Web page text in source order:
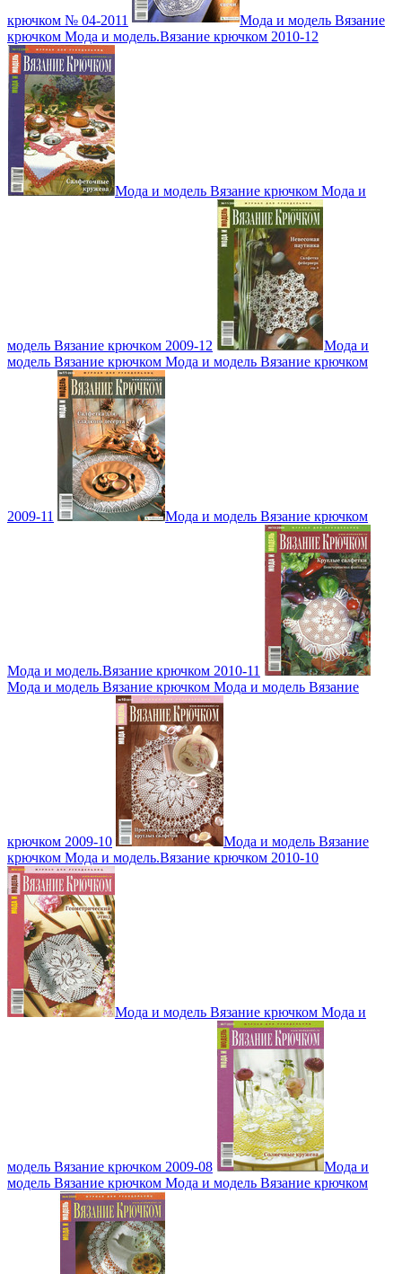
крючком № 04-2011
Мода и модель Вязание
крючком Мода и модель.Вязание крючком 2010-12
Мода и модель Вязание крючком Мода и
модель Вязание крючком 2009-12
Мода и
модель Вязание крючком Мода и модель Вязание крючком
2009-11 Мода и модель Вязание крючком
Мода и модель.Вязание крючком 2010-11
Мода и модель Вязание крючком Мода и модель Вязание
крючком 2009-10
Мода и модель Вязание
крючком Мода и модель.Вязание крючком 2010-10
Мода и модель Вязание крючком Мода и
модель Вязание крючком 2009-08
Мода и
модель Вязание крючком Мода и модель Вязание крючком